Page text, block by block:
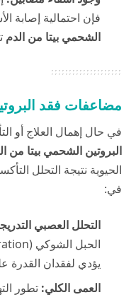
فإن احتمالية إصابة
الشحمي بيتا من الدم
مضاعفات فقد
في حال إهمال العلاج أو
البروتين الشحمي بيتا من
الحيوية نتيجة التحلل
في:
التحلل العصبي
يؤدي لفقدان
العمى الكلي: تطور